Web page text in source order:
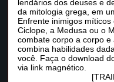
lendários dos deuses e
da mitologia grega, em
Enfrente inimigos
Ciclope, a Medusa ou o
combate corpo a corpo
combina habilidades
você. Faça o download
via link magnético.